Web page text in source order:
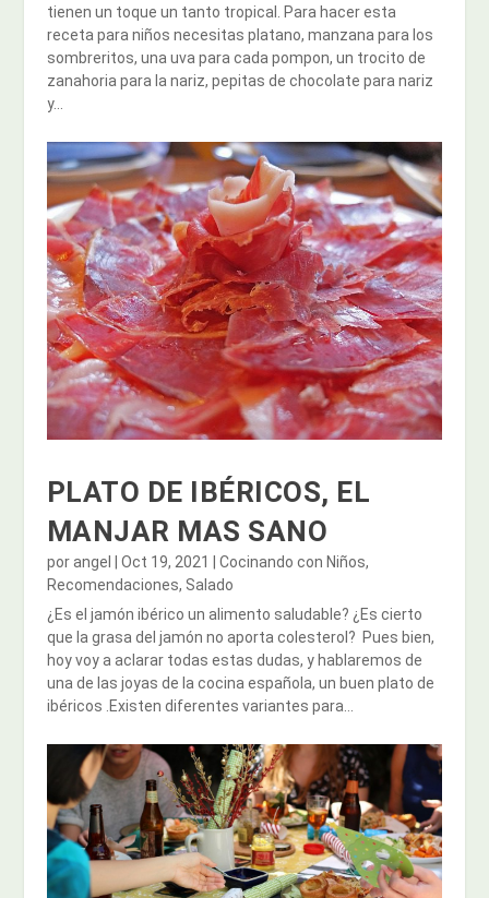
tienen un toque un tanto tropical. Para hacer esta
receta para niños necesitas platano, manzana para los
sombreritos, una uva para cada pompon, un trocito de
zanahoria para la nariz, pepitas de chocolate para nariz
y...
PLATO DE IBÉRICOS, EL
MANJAR MAS SANO
porangel | Oct 19, 2021 | Cocinando con Niños,
Recomendaciones, Salado
¿Es el jamón ibérico un alimento saludable? ¿Es cierto
que la grasa del jamón no aporta colesterol? Pues bien,
hoy voy a aclarar todas estas dudas, y hablaremos de
una de las joyas de la cocina española, un buen plato de
ibéricos .Existen diferentes variantes para...